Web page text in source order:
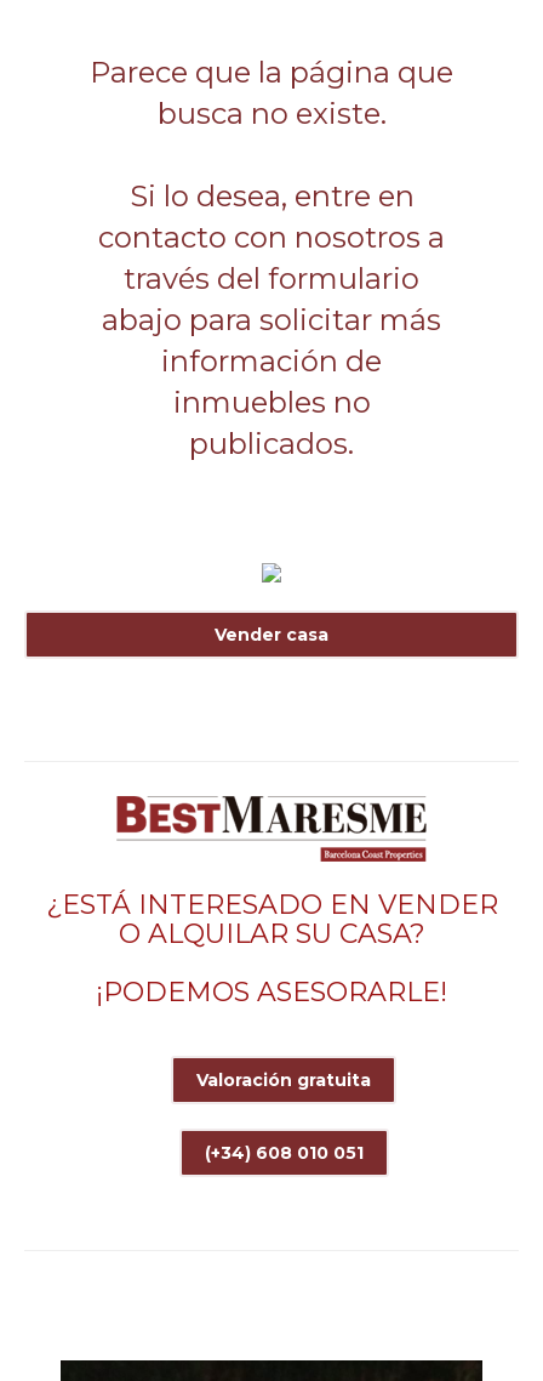
Parece que la página que
busca no existe.
Si lo desea, entre en
contacto con nosotros a
través del formulario
abajo para solicitar más
información de
inmuebles no
publicados.
Vender casa
¿ESTÁ INTERESADO EN VENDER
O ALQUILAR SU CASA?
¡PODEMOS ASESORARLE!
Valoración gratuita
(+34) 608 010 051